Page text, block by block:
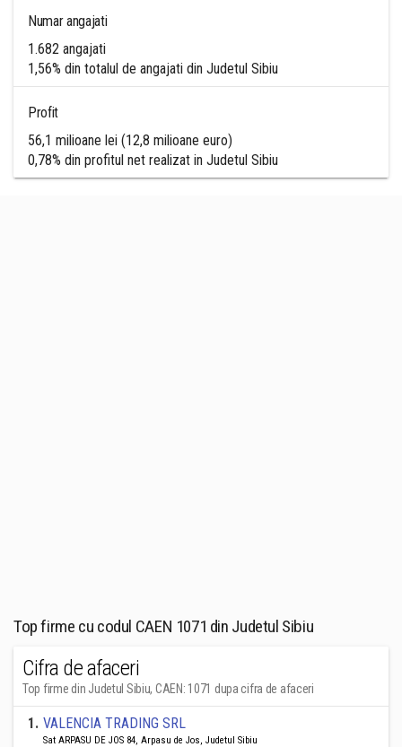
Numar angajati
1.682 angajati
1,56% din totalul de angajati din Judetul Sibiu
Profit
56,1 milioane lei (12,8 milioane euro)
0,78% din profitul net realizat in Judetul Sibiu
Top firme cu codul CAEN 1071 din Judetul Sibiu
Cifra de afaceri
Top firme din Judetul Sibiu, CAEN: 1071 dupa cifra de afaceri
1. VALENCIA TRADING SRL
Sat ARPASU DE JOS 84, Arpasu de Jos, Judetul Sibiu